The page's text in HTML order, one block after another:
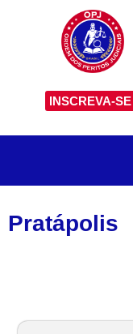
INSCREVA-SE
Pratápolis